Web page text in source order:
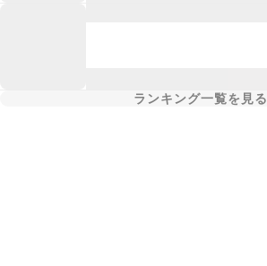
ランキング一覧を見る